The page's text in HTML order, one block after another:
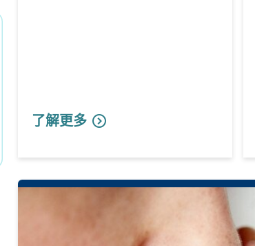
了解更多